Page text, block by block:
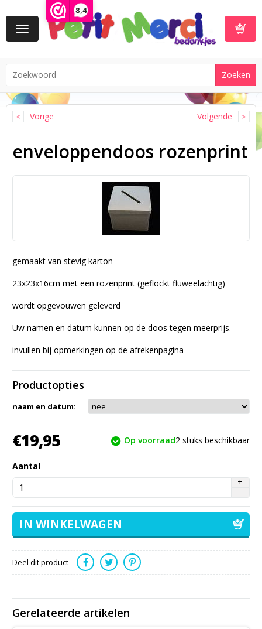
8,4
Toggle
navigation
Vorige Volgende
enveloppendoos rozenprint
gemaakt van stevig karton
23x23x16cm met een rozenprint (geflockt fluweelachtig)
wordt opgevouwen geleverd
Uw namen en datum kunnen op de doos tegen meerprijs.
invullen bij opmerkingen op de afrekenpagina
Productopties
naam en datum:
€19,95 Op voorraad2 stuks beschikbaar
Aantal
Deel dit product
Gerelateerde artikelen